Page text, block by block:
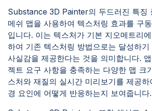
Substance 3D Painter의 두드러진 특징
메쉬 맵을 사용하여 텍스처링 효과를 구
입니다. 이는 텍스처가 기본 지오메트리
하여 기존 텍스처링 방법으로는 달성하기
사실감을 제공한다는 것을 의미합니다.
젝트 요구 사항을 충족하는 다양한 맵 크
스처와 재질의 실시간 미리보기를 제공
경 요인에 어떻게 반응하는지 보여줍니다.